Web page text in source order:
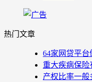
热门文章
64家网贷平台
重大疾病保
产权比率一般